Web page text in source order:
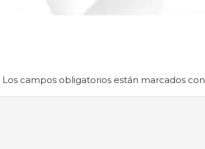
Los campos obligatorios están marcados con